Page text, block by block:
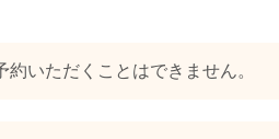
いただくことはできません。